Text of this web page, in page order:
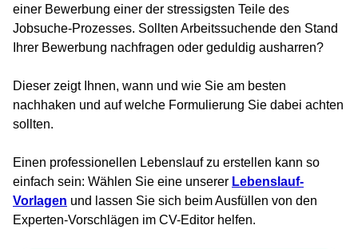
einer Bewerbung einer der stressigsten Teile des
Jobsuche-Prozesses. Sollten Arbeitssuchende den Stand
Ihrer Bewerbung nachfragen oder geduldig ausharren?
Dieser zeigt Ihnen, wann und wie Sie am besten
nachhaken und auf welche Formulierung Sie dabei achten
sollten.
Einen professionellen Lebenslauf zu erstellen kann so
einfach sein: Wählen Sie eine unserer Lebenslauf-
Vorlagen und lassen Sie sich beim Ausfüllen von den
Experten-Vorschlägen im CV-Editor helfen.